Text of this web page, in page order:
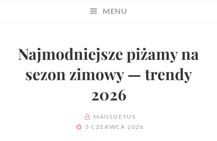
MENU
Najmodniejsze piżamy na
sezon zimowy — trendy
2026
BY MANSUETUS
POSTED
5 CZERWCA 2026